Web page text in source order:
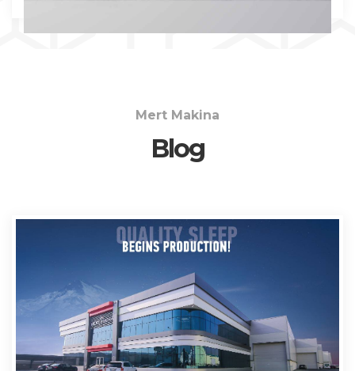
Mert Makina
Blog